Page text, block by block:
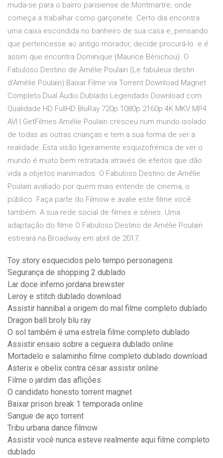
muda-se para o bairro parisiense de Montmartre, onde
começa a trabalhar como garçonete. Certo dia encontra
uma caixa escondida no banheiro de sua casa e, pensando
que pertencesse ao antigo morador, decide procurá-lo ­ e é
assim que encontra Dominique (Maurice Bénichou). O
Fabuloso Destino de Amélie Poulain (Le fabuleux destin
d’Amélie Poulain) Baixar Filme via Torrent Download Magnet
Completo Dual Áudio Dublado Legendado Download com
Qualidade HD FullHD BluRay 720p 1080p 2160p 4K MKV MP4
AVI | GetFilmes Amélie Poulain cresceu num mundo isolado
de todas as outras crianças e tem a sua forma de ver a
realidade. Esta visão ligeiramente esquizofrénica de ver o
mundo é muito bem retratada através de efeitos que dão
vida a objetos inanimados. O Fabuloso Destino de Amélie
Poulain avaliado por quem mais entende de cinema, o
público. Faça parte do Filmow e avalie este filme você
também. A sua rede social de filmes e séries. Uma
adaptação do filme O Fabuloso Destino de Amélie Poulain
estreará na Broadway em abril de 2017.
Toy story esquecidos pelo tempo personagens
Segurança de shopping 2 dublado
Lar doce inferno jordana brewster
Leroy e stitch dublado download
Assistir hannibal a origem do mal filme completo dublado
Dragon ball broly blu ray
O sol também é uma estrela filme completo dublado
Assistir ensaio sobre a cegueira dublado online
Mortadelo e salaminho filme completo dublado download
Asterix e obelix contra césar assistir online
Filme o jardim das aflições
O candidato honesto torrent magnet
Baixar prison break 1 temporada online
Sangue de aço torrent
Tribu urbana dance filmow
Assistir você nunca esteve realmente aqui filme completo
dublado